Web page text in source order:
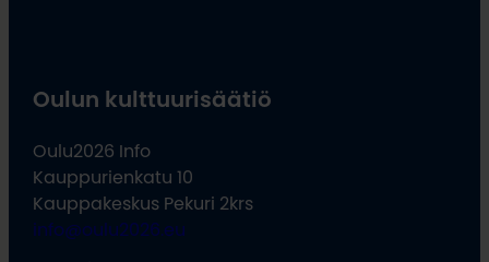
Oulun kulttuurisäätiö
Oulu2026 Info
Kauppurienkatu 10
Kauppakeskus Pekuri 2krs
info@oulu2026.eu